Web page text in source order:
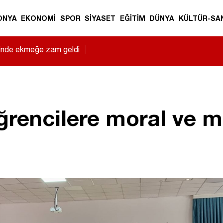
EKONOMİ SPOR SİYASET EĞİTİM DÜNYA KÜLTÜR-
ekmeğe zam geldi
moral ve